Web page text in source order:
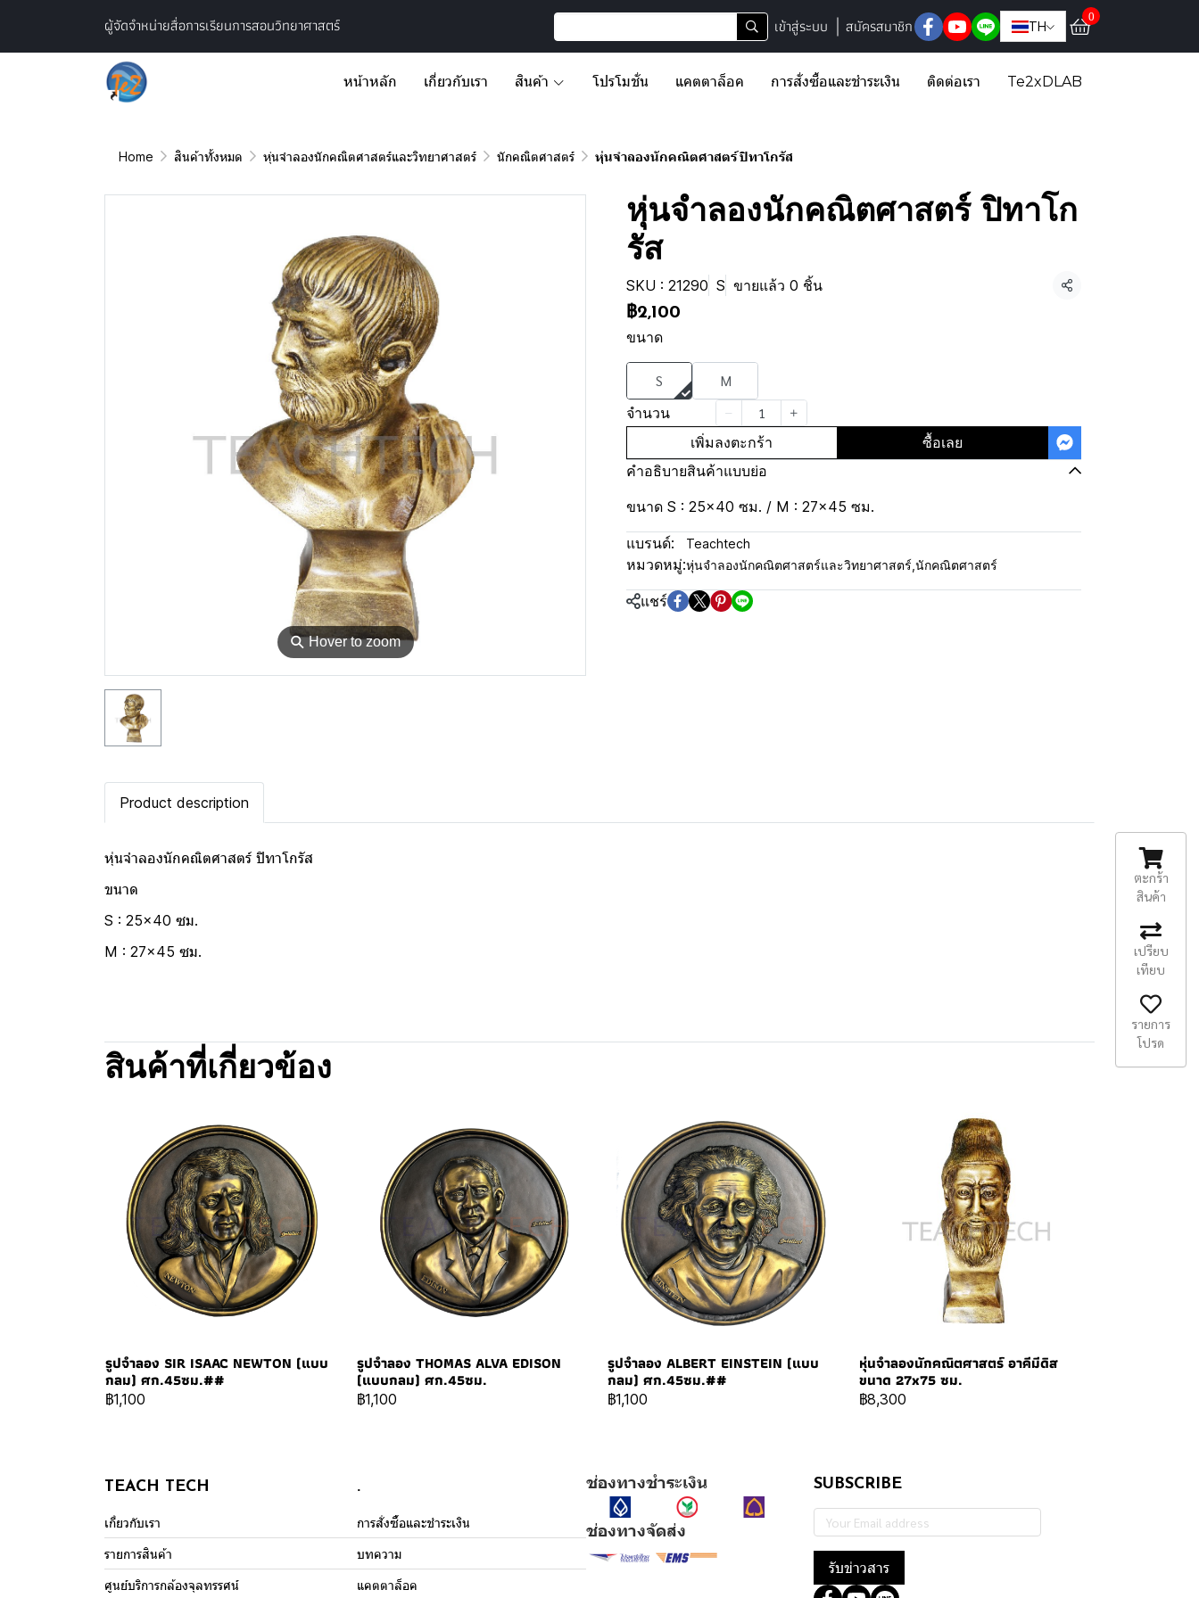
ผู้จัดจำหน่ายสื่อการเรียนการสอนวิทยาศาสตร์ เข้าสู่ระบบ สมัครสมาชิก TH
0
หน้าหลัก เกี่ยวกับเรา สินค้า โปรโมชั่น แคตตาล็อค การสั่งซื้อและชำระเงิน ติดต่อเรา Te2xDLAB
Home สินค้าทั้งหมด หุ่นจำลองนักคณิตศาสตร์และวิทยาศาสตร์ นักคณิตศาสตร์ หุ่นจำลองนักคณิตศาสตร์ ปิทาโกรัส
⚲Hover to zoom
หุ่นจำลองนักคณิตศาสตร์ ปิทาโก
รัส
SKU : 21290 S ขายแล้ว 0 ชิ้น
แชร์
฿2,100
ขนาด
S M
จำนวน
เพิ่มลงตะกร้า
ซื้อเลย
คำอธิบายสินค้าแบบย่อ
ขนาด S : 25x40 ซม. / M : 27x45 ซม.
แบรนด์: Teachtech
หมวดหมู่:หุ่นจำลองนักคณิตศาสตร์และวิทยาศาสตร์ นักคณิตศาสตร์
แชร์
Product description
หุ่นจำลองนักคณิตศาสตร์ ปิทาโกรัส
ขนาด
S : 25x40 ซม.
M : 27x45 ซม.
สินค้าที่เกี่ยวข้อง
รูปจำลอง SIR ISAAC NEWTON (แบบ
กลม) ศก.45ซม.##
฿1,100
รูปจำลอง THOMAS ALVA EDISON
(แบบกลม) ศก.45ซม.
฿1,100
รูปจำลอง ALBERT EINSTEIN (แบบ
กลม) ศก.45ซม.##
฿1,100
หุ่นจำลองนักคณิตศาสตร์ อาคีมีดิส
ขนาด 27x75 ซม.
฿8,300
TEACH TECH
เกี่ยวกับเรา
รายการสินค้า
ศูนย์บริการกล้องจุลทรรศน์
.
การสั่งซื้อและชำระเงิน
บทความ
แคตตาล็อค
ช่องทางชำระเงิน
ช่องทางจัดส่ง
SUBSCRIBE
รับข่าวสาร
ตะกร้า
สินค้า
เปรียบ
เทียบ
รายการ
โปรด